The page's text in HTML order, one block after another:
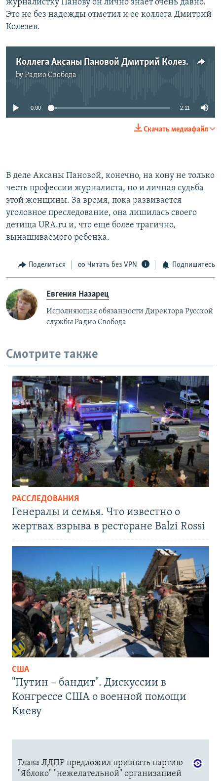
журналистку Панову он лично знает очень давно.
Это не без надежды отметил и ее коллега Дмитрий
Колезев.
Коллега Аксаны Пановой Дмитрий Колезев о поддержке журналистки
byРадио Свобода
No media source currently available
0:00 2:11
Скачать медиафайл
В деле Аксаны Пановой, конечно, на кону не только
честь профессии журналиста, но и личная судьба
этой женщины. За время, пока развивается
уголовное преследование, она лишилась своего
детища URA.ru и, что еще более трагично,
вынашиваемого ребенка.
Поделиться Читать без VPN Подпишитесь
Евгения Назарец
Исполняющая обязанности Директора Русской
службы Радио Свобода
Смотрите также
РАССЛЕДОВАНИЯ
Генералы и семья. Что известно о
жертвах взрыва в ресторане Balzi Rossi
США
"Путин – бандит". Дискуссии в
Конгрессе США о военной помощи
Киеву